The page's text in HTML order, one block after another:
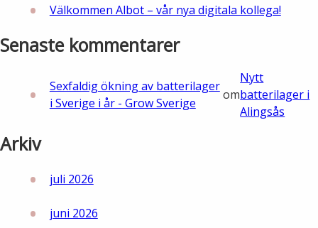
Vanliga frågor
Badtemperaturer i Alingsås
Aktuella vattennivåer
Arkiv
Produktion
Nyheter
Energiflödet
Pressrum
Sponsring
Välkommen Albot – vår nya digitala kollega!
Senaste kommentarer
Sexfaldig ökning av batterilager
i Sverige i år - Grow Sverige
om
Nytt
batterilager i
Alingsås
Arkiv
juli 2026
juni 2026